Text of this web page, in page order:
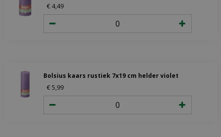
€4,49
Bolsius kaars rustiek 7x19 cm helder violet
€5,99